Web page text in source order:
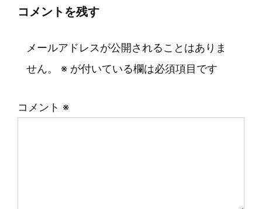
コメントを残す
メールアドレスが公開されることはありま
せん。
※ が付いている欄は必須項目です
コメント ※